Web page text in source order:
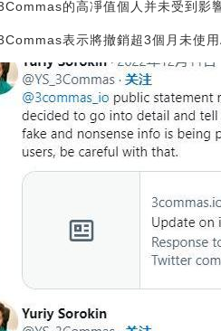
的高凈值個人并未受到影
表示將撤銷超3個月未使